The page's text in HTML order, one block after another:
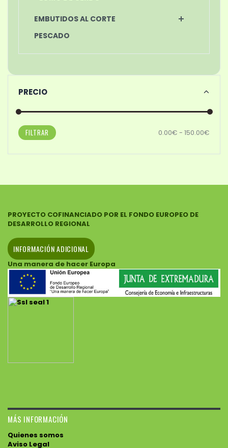
EMBUTIDOS AL CORTE
PESCADO
PRECIO
FILTRAR 0.00€ - 150.00€
PROYECTO COFINANCIADO POR EL FONDO EUROPEO DE
DESARROLLO REGIONAL
INFORMACIÓN ADICIONAL
Una manera de hacer Europa
MÁS INFORMACIÓN
Quienes somos
Aviso Legal